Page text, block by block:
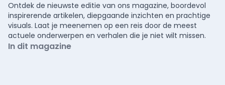
Ontdek de nieuwste editie van ons magazine, boordevol
inspirerende artikelen, diepgaande inzichten en prachtige
visuals. Laat je meenemen op een reis door de meest
actuele onderwerpen en verhalen die je niet wilt missen.
In dit magazine